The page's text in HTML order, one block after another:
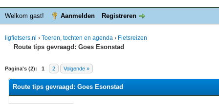
Welkom gast! Aanmelden Registreren
ligfietsers.nl › Toeren, tochten en agenda › Fietsreizen
Route tips gevraagd: Goes Esonstad
Pagina's (2): 1 2 Volgende »
waardering is 0
Route tips gevraagd: Goes Esonstad